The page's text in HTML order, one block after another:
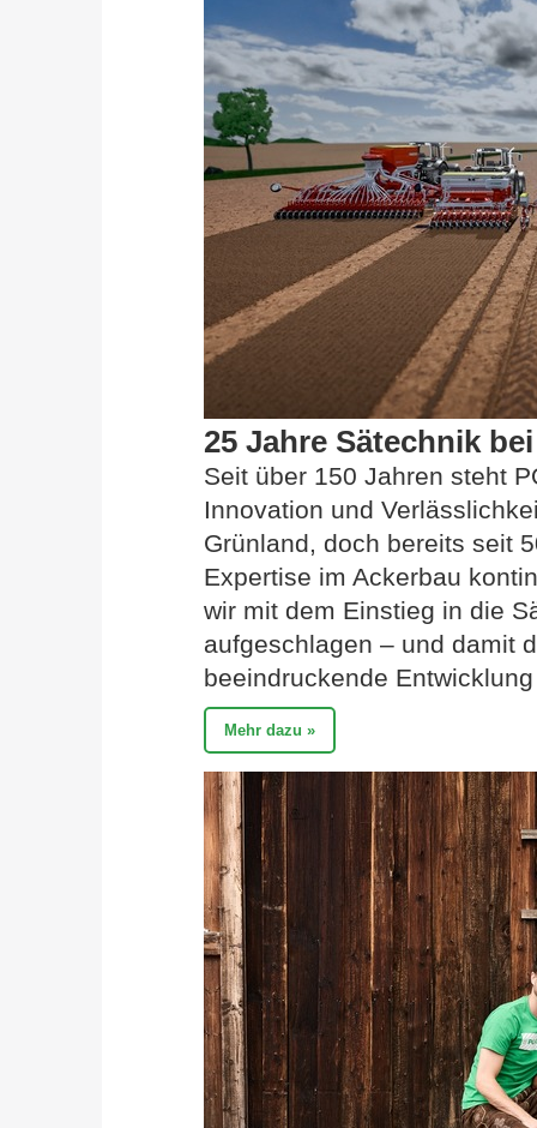
25 Jahre Sätechnik
Seit über 150 Jahren steht
Innovation und
Grünland, doch bereits seit
Expertise im Ackerbau
wir mit dem Einstieg in die
aufgeschlagen – und damit
beeindruckende
Mehr dazu »